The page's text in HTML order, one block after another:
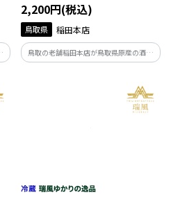
2,200円(税込)
鳥取県 稲田本店
鳥取の老舗稲田本店が鳥取県原産の酒造
好適米「強力(ごうりき)」で仕込んだ純米
いにコクと酸味を感じさせるキレのある
辛口酒。香り・味・キレとバランスの良